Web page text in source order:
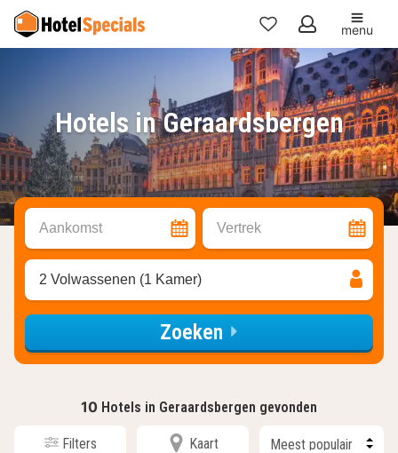
Mijn
favorieten
menu
Hotels in Geraardsbergen
Aankomst Vertrek
2 Volwassenen (1 Kamer)
Zoeken
10 Hotels in Geraardsbergen gevonden
Filters Kaart